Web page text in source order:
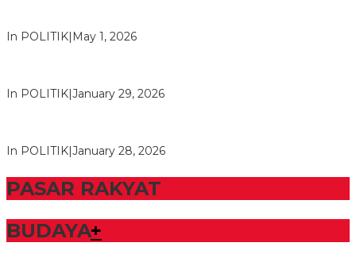
In POLITIK May 1, 2026
In POLITIK January 29, 2026
In POLITIK January 28, 2026
PASAR RAKYAT
BUDAYA+